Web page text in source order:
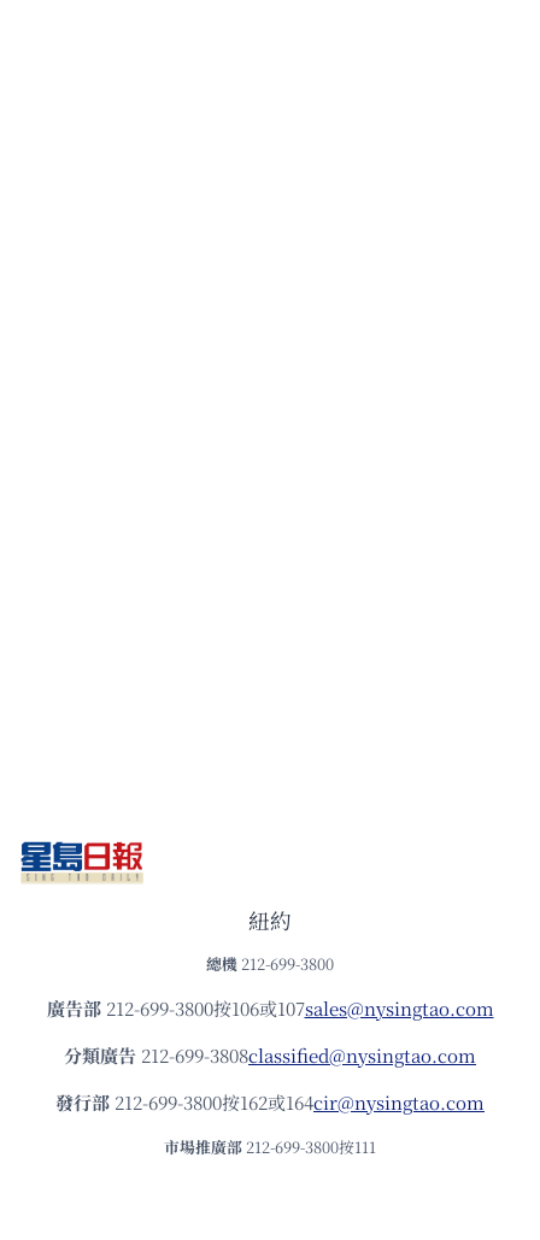
紐約
總機 212-699-3800
廣告部212-699-3800按106或107sales@nysingtao.com
分類廣告 212-699-3808classified@nysingtao.com
發⾏部 212-699-3800按162或164cir@nysingtao.com
市場推廣部 212-699-3800按111